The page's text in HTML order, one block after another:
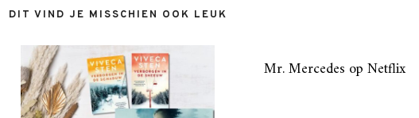
DIT VIND JE MISSCHIEN OOK LEUK
Mr. Mercedes op Netflix